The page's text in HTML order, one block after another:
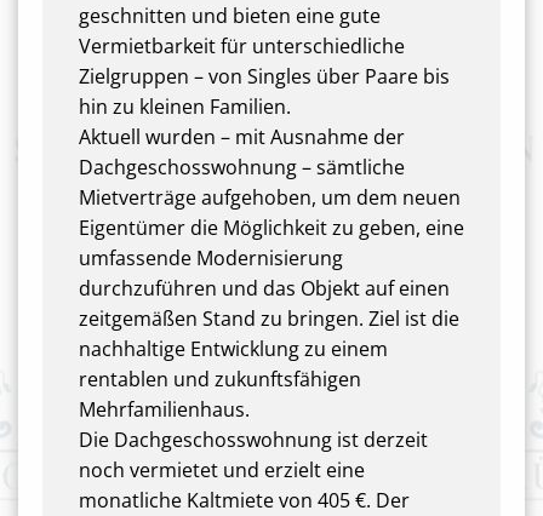
geschnitten und bieten eine gute
Vermietbarkeit für unterschiedliche
Zielgruppen – von Singles über Paare bis
hin zu kleinen Familien.
Aktuell wurden – mit Ausnahme der
Dachgeschosswohnung – sämtliche
Mietverträge aufgehoben, um dem neuen
Eigentümer die Möglichkeit zu geben, eine
umfassende Modernisierung
durchzuführen und das Objekt auf einen
zeitgemäßen Stand zu bringen. Ziel ist die
nachhaltige Entwicklung zu einem
rentablen und zukunftsfähigen
Mehrfamilienhaus.
Die Dachgeschosswohnung ist derzeit
noch vermietet und erzielt eine
monatliche Kaltmiete von 405 €. Der